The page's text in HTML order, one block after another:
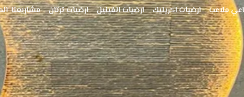
ملاعب ارضيات اكريليك ارضيات الفينيل ارضيات ترتان مشاريعنا